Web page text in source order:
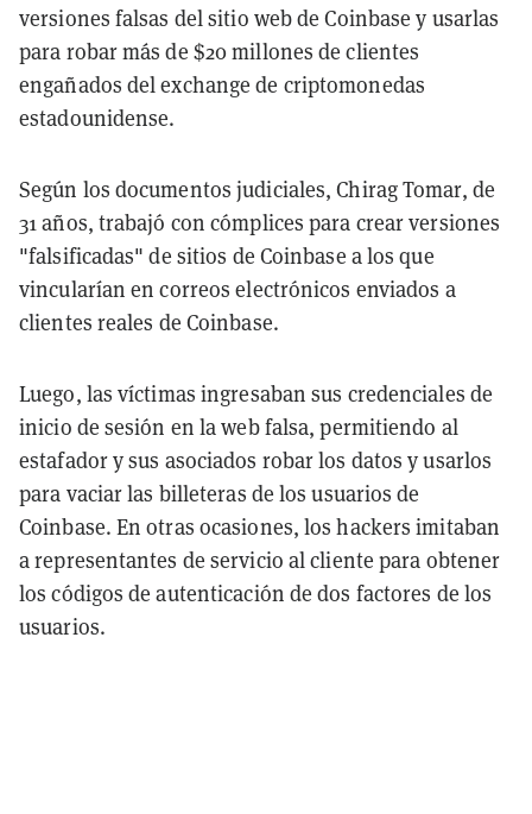
versiones falsas del sitio web de Coinbase y usarlas
para robar más de $20 millones de clientes
engañados del exchange de criptomonedas
estadounidense.
Según los documentos judiciales, Chirag Tomar, de
31 años, trabajó con cómplices para crear versiones
"falsificadas" de sitios de Coinbase a los que
vincularían en correos electrónicos enviados a
clientes reales de Coinbase.
Luego, las víctimas ingresaban sus credenciales de
inicio de sesión en la web falsa, permitiendo al
estafador y sus asociados robar los datos y usarlos
para vaciar las billeteras de los usuarios de
Coinbase. En otras ocasiones, los hackers imitaban
a representantes de servicio al cliente para obtener
los códigos de autenticación de dos factores de los
usuarios.